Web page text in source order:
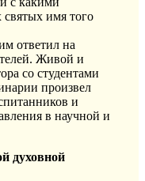
святых имя того
ответил на
Живой и
со студентами
произвел
и
в научной и
духовной